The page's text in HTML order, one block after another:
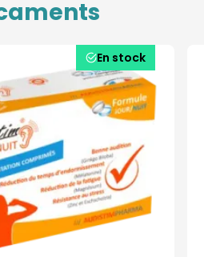
En stock